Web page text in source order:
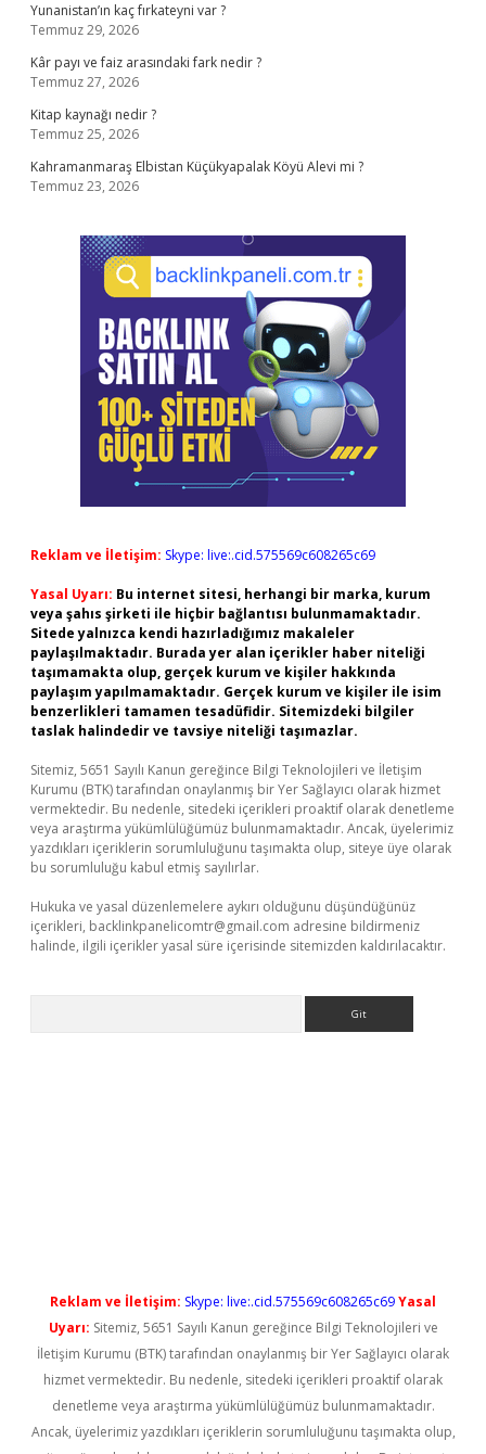
Yunanistan’ın kaç fırkateyni var ?
Temmuz 29, 2026
Kâr payı ve faiz arasındaki fark nedir ?
Temmuz 27, 2026
Kitap kaynağı nedir ?
Temmuz 25, 2026
Kahramanmaraş Elbistan Küçükyapalak Köyü Alevi mi ?
Temmuz 23, 2026
Reklam ve İletişim: Skype: live:.cid.575569c608265c69
Yasal Uyarı: Bu internet sitesi, herhangi bir marka, kurum
veya şahıs şirketi ile hiçbir bağlantısı bulunmamaktadır.
Sitede yalnızca kendi hazırladığımız makaleler
paylaşılmaktadır. Burada yer alan içerikler haber niteliği
taşımamakta olup, gerçek kurum ve kişiler hakkında
paylaşım yapılmamaktadır. Gerçek kurum ve kişiler ile isim
benzerlikleri tamamen tesadüfidir. Sitemizdeki bilgiler
taslak halindedir ve tavsiye niteliği taşımazlar.
Sitemiz, 5651 Sayılı Kanun gereğince Bilgi Teknolojileri ve İletişim
Kurumu (BTK) tarafından onaylanmış bir Yer Sağlayıcı olarak hizmet
vermektedir. Bu nedenle, sitedeki içerikleri proaktif olarak denetleme
veya araştırma yükümlülüğümüz bulunmamaktadır. Ancak, üyelerimiz
yazdıkları içeriklerin sorumluluğunu taşımakta olup, siteye üye olarak
bu sorumluluğu kabul etmiş sayılırlar.
Hukuka ve yasal düzenlemelere aykırı olduğunu düşündüğünüz
içerikleri, backlinkpanelicomtr@gmail.com adresine bildirmeniz
halinde, ilgili içerikler yasal süre içerisinde sitemizden kaldırılacaktır.
Reklam ve İletişim: Skype: live:.cid.575569c608265c69Yasal
Uyarı: Sitemiz, 5651 Sayılı Kanun gereğince Bilgi Teknolojileri ve
İletişim Kurumu (BTK) tarafından onaylanmış bir Yer Sağlayıcı olarak
hizmet vermektedir. Bu nedenle, sitedeki içerikleri proaktif olarak
denetleme veya araştırma yükümlülüğümüz bulunmamaktadır.
Ancak, üyelerimiz yazdıkları içeriklerin sorumluluğunu taşımakta olup,